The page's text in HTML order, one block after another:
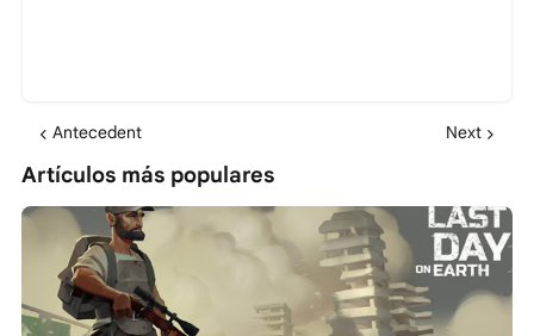
Antecedent Next
Artículos más populares